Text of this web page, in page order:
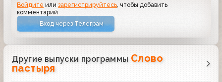
Войдите илизарегистрируйтесь , чтобы добавить
комментарий
Вход через Телеграм
Другие выпуски программы Слово
пастыря